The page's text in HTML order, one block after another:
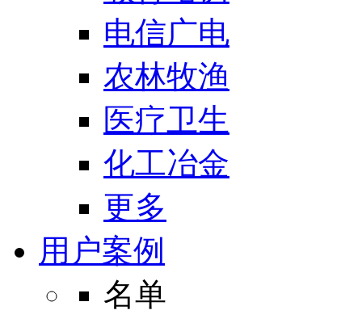
电信广电
农林牧渔
医疗卫生
化工冶金
更多
用户案例
名单